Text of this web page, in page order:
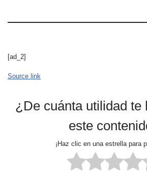
[ad_2]
Source link
¿De cuánta utilidad te
este
¡Haz clic en una estrella para